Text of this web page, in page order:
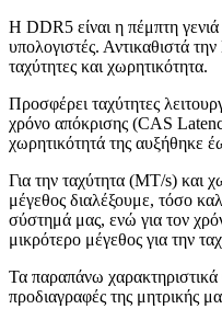
Η DDR5 είναι η πέμπτη
υπολογιστές. Αντικαθιστά
ταχύτητες και χωρητικότητα.
Προσφέρει ταχύτητες
χρόνο απόκρισης (CAS
χωρητικότητά της αυξήθηκε
Για την ταχύτητα (MT/s) και
μέγεθος διαλέξουμε, τόσο
σύστημά μας, ενώ για τον
μικρότερο μέγεθος για την
Τα παραπάνω χαρακτηριστικά
προδιαγραφές της μητρικής